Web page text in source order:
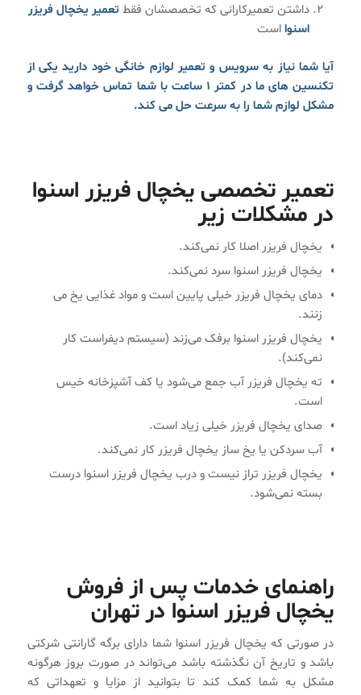
داشتن تعمیرکارانی که تخصصشان فقط تعمیر یخچال فریزر
اسنوااست
آیا شما نیاز به سرویس و تعمیر لوازم خانگی خود دارید یکی از
تکنسین های ما در کمتر ۱ ساعت با شما تماس خواهد گرفت و
مشکل لوازم شما را به سرعت حل می کند.
تعمیر تخصصی یخچال فریزر اسنوا
در مشکلات زیر
یخچال فریزر اصلا کار نمی‌کند.
یخچال فریزر اسنوا سرد نمی‌کند.
دمای یخچال فریزر خیلی پایین است و مواد غذایی یخ می
زنند.
یخچال فریزر اسنوا برفک می‌زند (سیستم دیفراست کار
نمی‌کند).
ته یخچال فریزر آب جمع می‌شود یا کف آشپزخانه خیس
است.
صدای یخچال فریزر خیلی زیاد است.
آب سردکن یا یخ ساز یخچال فریزر کار نمی‌کند.
یخچال فریزر تراز نیست و درب یخچال فریزر اسنوا درست
بسته نمی‌شود.
راهنمای خدمات پس از فروش
یخچال فریزر اسنوا در تهران
در صورتی‌ که یخچال فریزر اسنوا شما دارای برگه گارانتی شرکتی
باشد و تاریخ آن نگذشته باشد می‌تواند در صورت بروز هرگونه
مشکل به شما کمک کند تا بتوانید از مزایا و تعهداتی که